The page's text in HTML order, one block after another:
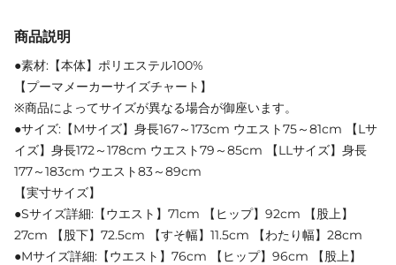
商品説明
●素材:【本体】ポリエステル100%
【プーマメーカーサイズチャート】
※商品によってサイズが異なる場合が御座います。
●サイズ:【Mサイズ】身長167～173cm ウエスト75～81cm 【Lサ
イズ】身長172～178cm ウエスト79～85cm 【LLサイズ】身長
177～183cm ウエスト83～89cm
【実寸サイズ】
●Sサイズ詳細:【ウエスト】71cm 【ヒップ】92cm 【股上】
27cm 【股下】72.5cm 【すそ幅】11.5cm 【わたり幅】28cm
●Mサイズ詳細:【ウエスト】76cm 【ヒップ】96cm 【股上】